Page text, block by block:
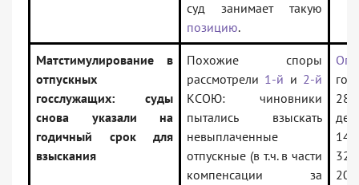
суд занимает такую
позицию.
Матстимулирование в
отпускных
госслужащих: суды
снова указали на
годичный срок для
взыскания
Похожие споры
рассмотрели 1-й и 2-й
КСОЮ: чиновники
пытались взыскать
невыплаченные
отпускные (в т.ч. в части
компенсации за
го